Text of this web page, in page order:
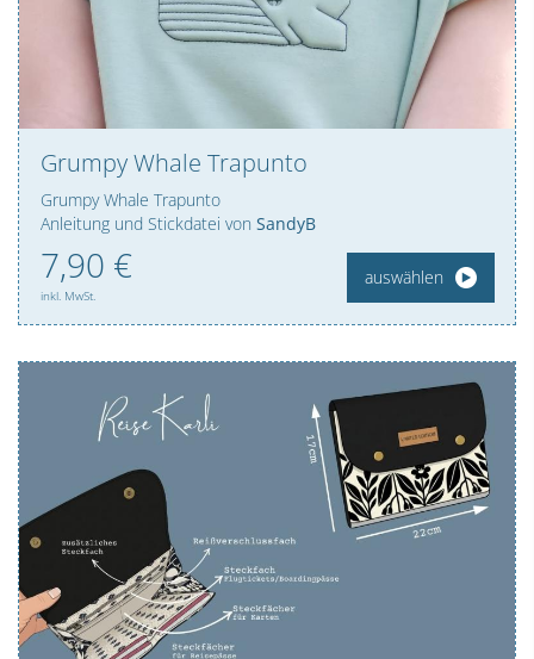
Grumpy Whale Trapunto
Grumpy Whale Trapunto
Anleitung und Stickdatei von SandyB
7,90 €
inkl. MwSt.
auswählen